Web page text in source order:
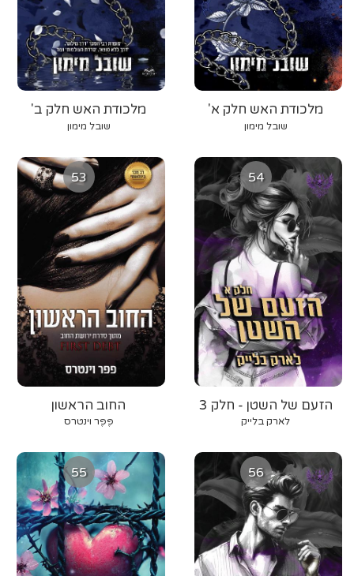
מלכודת האש חלק ב'
שובל מימון
מלכודת האש חלק א'
שובל מימון
53
החוב הראשון
פֶּפֶּר וינטרס
54
הזעם של השטן - חלק 3
לארק בלייק
55 56